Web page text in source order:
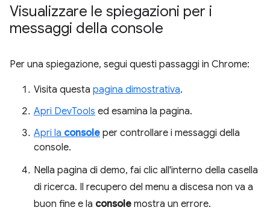
Visualizzare le spiegazioni per i
messaggi della console
Per una spiegazione, segui questi passaggi in Chrome:
Visita questa pagina dimostrativa.
Apri DevTools ed esamina la pagina.
Apri la console per controllare i messaggi della
console.
Nella pagina di demo, fai clic all'interno della casella
di ricerca. Il recupero del menu a discesa non va a
buon fine e la console mostra un errore.